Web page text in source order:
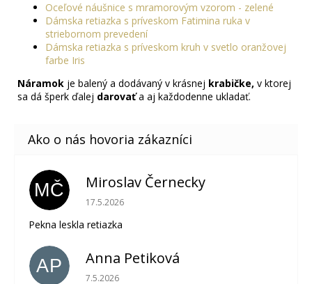
Oceľové náušnice s mramorovým vzorom - zelené
Dámska retiazka s príveskom Fatimina ruka v
striebornom prevedení
Dámska retiazka s príveskom kruh v svetlo oranžovej
farbe Iris
Náramok je balený a dodávaný v krásnej krabičke, v ktorej
sa dá šperk ďalej darovaťa aj každodenne ukladať.
MČ Miroslav Černecky
Hodnotenie obchodu je 5 z 5 hviezdičiek.
17.5.2026
Pekna leskla retiazka
AP Anna Petiková
Hodnotenie obchodu je 5 z 5 hviezdičiek.
7.5.2026